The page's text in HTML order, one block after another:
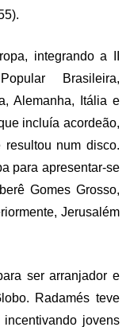
integrando a II
Brasileira,
Alemanha, Itália e
incluía acordeão,
num disco.
para apresentar-se
Gomes Grosso,
Jerusalém
ser arranjador e
Radamés teve
jovens